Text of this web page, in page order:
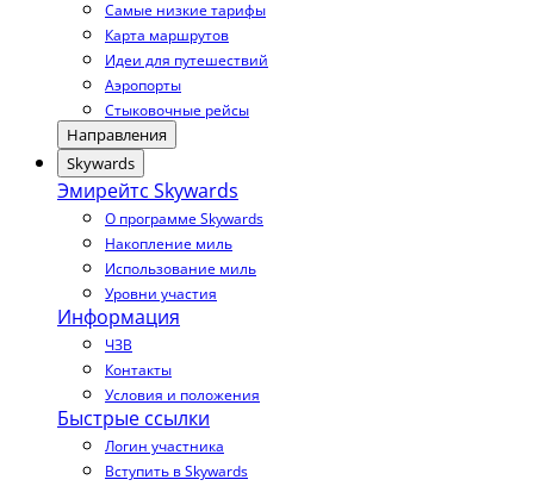
Самые низкие тарифы
Карта маршрутов
Идеи для путешествий
Аэропорты
Стыковочные рейсы
Направления
Skywards
Эмирейтс Skywards
О программе Skywards
Накопление миль
Использование миль
Уровни участия
Информация
ЧЗВ
Контакты
Условия и положения
Быстрые ссылки
Логин участника
Вступить в Skywards